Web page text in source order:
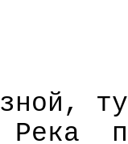
зной,
Река